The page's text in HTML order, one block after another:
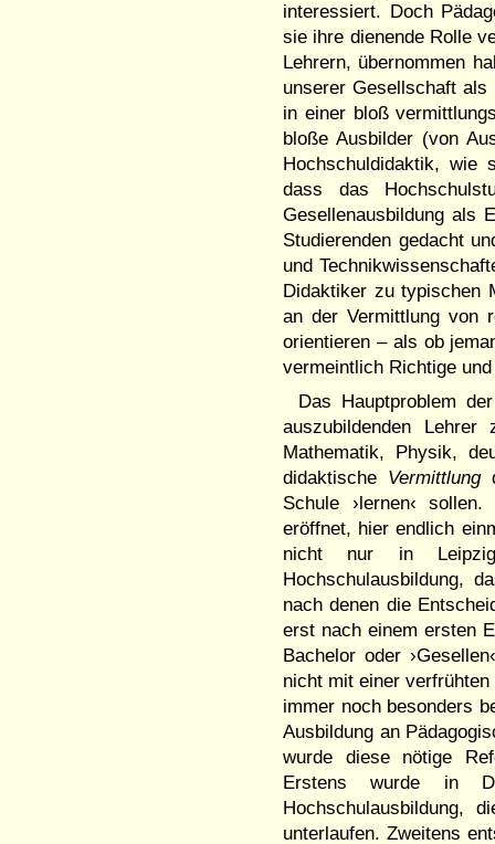
interessiert. Doch
sie ihre dienende Rolle
Lehrern, übernommen
unserer Gesellschaft
in einer bloß
bloße Ausbilder (von
Hochschuldidaktik, wie
dass das
Gesellenausbildung als
Studierenden gedacht
und
Didaktiker zu typischen
an der Vermittlung von
orientieren – als ob
vermeintlich Richtige
Das Hauptproblem
auszubildenden
Mathematik, Physik,
didaktische Vermittlung
Schule ›lernen‹
eröffnet, hier endlich
nicht nur in
Hochschulausbildung,
nach denen die
erst nach einem ersten
Bachelor oder
nicht mit einer
immer noch besonders
Ausbildung an
wurde diese nötige
Erstens wurde in
Hochschulausbildung,
unterlaufen. Zweitens